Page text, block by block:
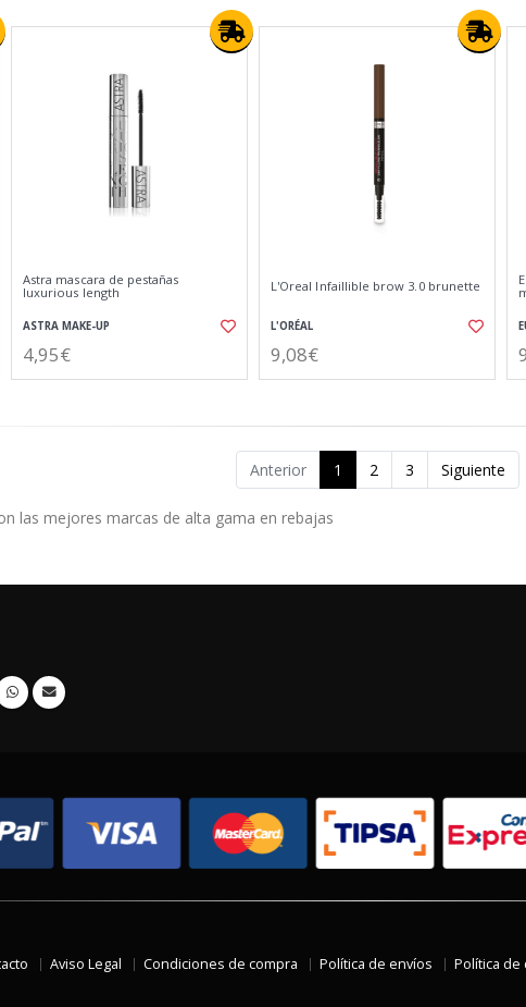
Astra mascara de pestañas
luxurious length
ASTRA MAKE-UP
4,95€
L'Oreal Infaillible brow 3.0 brunette
L'ORÉAL
9,08€
Anterior 1 2 3 Siguiente
las mejores marcas de alta gama en rebajas
Aviso Legal Condiciones de compra Política de envíos Política de